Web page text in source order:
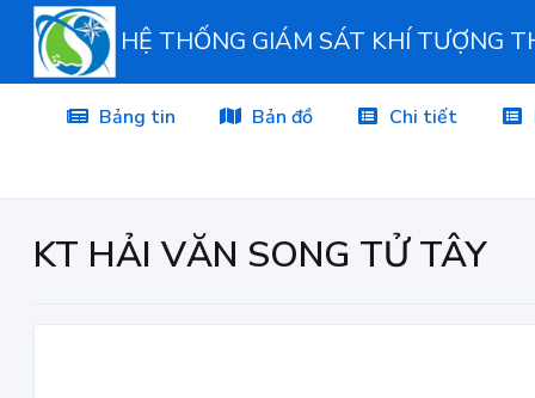
HỆ THỐNG GIÁM SÁT KHÍ TƯỢNG
Bảng tin Bản đồ Chi tiết
KT HẢI VĂN SONG TỬ TÂY